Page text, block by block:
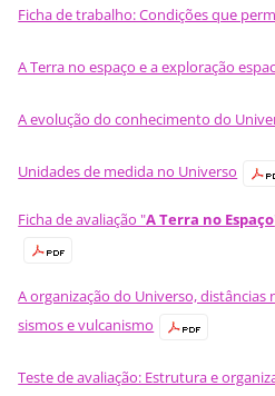
Ficha de trabalho: Condições que
A Terra no espaço e a exploração
A evolução do conhecimento do
Unidades de medida no Universo
Ficha de avaliação "A Terra no Espaço
A organização do Universo,
sismos e vulcanismo
Teste de avaliação: Estrutura e